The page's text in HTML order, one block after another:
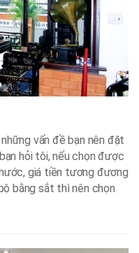
vấn đề bạn nên đặt
hỏi tôi, nếu chọn được
giá tiền tương đương
bằng sắt thì nên chọn